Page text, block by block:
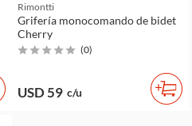
Rimontti
Grifería monocomando de bidet
Cherry
(0)
USD 59 c/u